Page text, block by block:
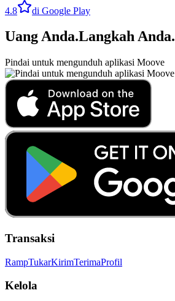
4.8 di Google Play
Uang Anda.Langkah Anda.
Pindai untuk mengunduh aplikasi Moove
Transaksi
RampTukarKirimTerimaProfil
Kelola